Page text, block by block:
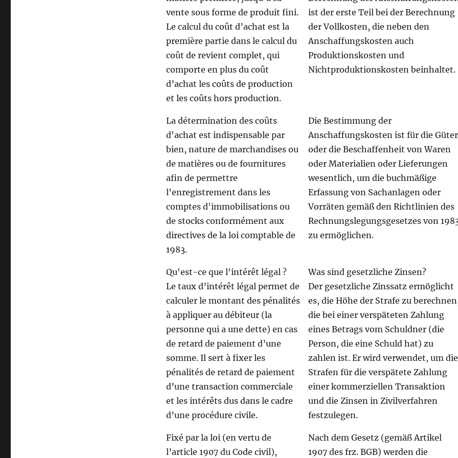
vente sous forme de produit fini.
Le calcul du coût d’achat est la
première partie dans le calcul du
coût de revient complet, qui
comporte en plus du coût
d’achat les coûts de production
et les coûts hors production.
ist der erste Teil bei der Berechnung
der Vollkosten, die neben den
Anschaffungskosten auch
Produktionskosten und
Nichtproduktionskosten beinhaltet.
La détermination des coûts
d'achat est indispensable par
bien, nature de marchandises ou
de matières ou de fournitures
afin de permettre
l'enregistrement dans les
comptes d'immobilisations ou
de stocks conformément aux
directives de la loi comptable de
1983.
Die Bestimmung der
Anschaffungskosten ist für die Güter
oder die Beschaffenheit von Waren
oder Materialien oder Lieferungen
wesentlich, um die buchmäßige
Erfassung von Sachanlagen oder
Vorräten gemäß den Richtlinien des
Rechnungslegungsgesetzes von
zu ermöglichen.
Qu'est-ce que l'intérêt légal ?
Le taux d’intérêt légal permet de
calculer le montant des pénalités
à appliquer au débiteur (la
personne qui a une dette) en cas
de retard de paiement d’une
somme. Il sert à fixer les
pénalités de retard de paiement
d’une transaction commerciale
et les intérêts dus dans le cadre
d’une procédure civile.
Was sind gesetzliche Zinsen?
Der gesetzliche Zinssatz ermöglicht
es, die Höhe der Strafe zu
die bei einer verspäteten Zahlung
eines Betrags vom Schuldner (die
Person, die eine Schuld hat) zu
zahlen ist. Er wird verwendet, um die
Strafen für die verspätete Zahlung
einer kommerziellen Transaktion
und die Zinsen in Zivilverfahren
festzulegen.
Fixé par la loi (en vertu de
l’article 1907 du Code civil),
Nach dem Gesetz (gemäß Artikel
1907 des frz. BGB) werden die